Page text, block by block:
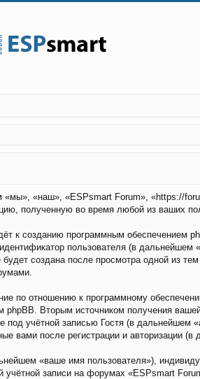
«наш», «ESPsmart Forum», «https://
полученную во время любой из ваших
к созданию программным обеспечением
пользователя (в
создана после просмотра одной из
по отношению к программному
phpBB. Вторым источником получения
учётной записью Гостя (в дальнейшем
вами после регистрации и авторизации
«ваше имя пользователя»),
записи на форумах «ESPsmart